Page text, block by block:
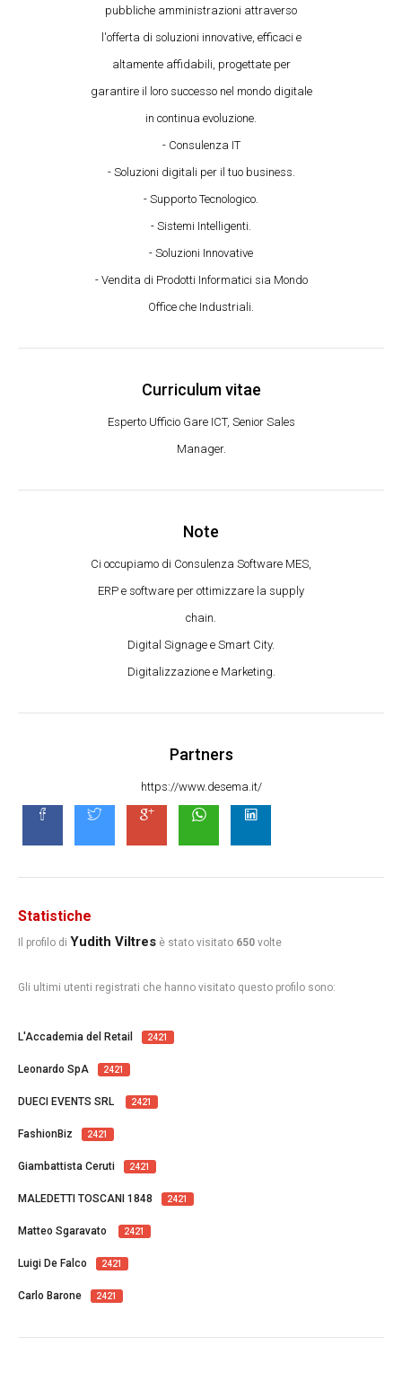
pubbliche amministrazioni attraverso
l'offerta di soluzioni innovative, efficaci e
altamente affidabili, progettate per
garantire il loro successo nel mondo digitale
in continua evoluzione.
- Consulenza IT
- Soluzioni digitali per il tuo business.
- Supporto Tecnologico.
- Sistemi Intelligenti.
- Soluzioni Innovative
- Vendita di Prodotti Informatici sia Mondo
Office che Industriali.
Curriculum vitae
Esperto Ufficio Gare ICT, Senior Sales
Manager.
Note
Ci occupiamo di Consulenza Software MES,
ERP e software per ottimizzare la supply
chain.
Digital Signage e Smart City.
Digitalizzazione e Marketing.
Partners
https://www.desema.it/
Statistiche
Il profilo di Yudith Viltres è stato visitato 650 volte
Gli ultimi utenti registrati che hanno visitato questo profilo sono:
L'Accademia del Retail 2421
Leonardo SpA 2421
DUECI EVENTS SRL 2421
FashionBiz 2421
Giambattista Ceruti 2421
MALEDETTI TOSCANI 1848 2421
Matteo Sgaravato 2421
Luigi De Falco 2421
Carlo Barone 2421